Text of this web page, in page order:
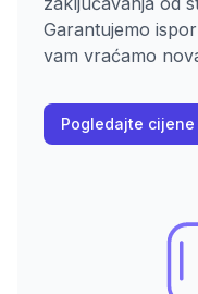
Garantujemo
vam vraćamo
Pogledajte cijene